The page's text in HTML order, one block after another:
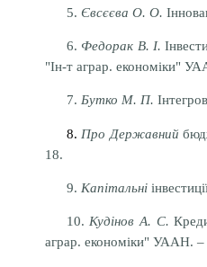
5. Євсєєва О. О.
6. Федорак В. І.
"Ін-т аграр. економіки"
7. Бутко М. П.
8. Про Державний
18.
9. Капітальні
10.Кудінов А. С.
аграр. економіки" УААН.